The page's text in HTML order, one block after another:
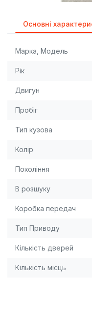
Основні
Марка, Модель
Рік
Двигун
Пробіг
Тип кузова
Колір
Покоління
В розшуку
Коробка передач
Тип Приводу
Кількість дверей
Кількість місць